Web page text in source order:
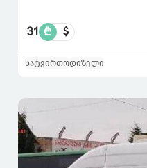
31 ₾ $
სატვირთოდიზელი